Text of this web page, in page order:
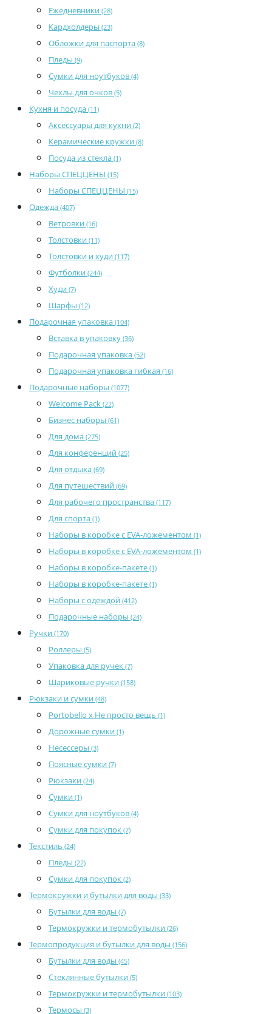
Ежедневники (28)
Кардхолдеры (23)
Обложки для паспорта (8)
Пледы (9)
Сумки для ноутбуков (4)
Чехлы для очков (5)
Кухня и посуда (11)
Аксессуары для кухни (2)
Керамические кружки (8)
Посуда из стекла (1)
Наборы СПЕЦЦЕНЫ (15)
Наборы СПЕЦЦЕНЫ (15)
Одежда (407)
Ветровки (16)
Толстовки (11)
Толстовки и худи (117)
Футболки (244)
Худи (7)
Шарфы (12)
Подарочная упаковка (104)
Вставка в упаковку (36)
Подарочная упаковка (52)
Подарочная упаковка гибкая (16)
Подарочные наборы (1077)
Welcome Pack (22)
Бизнес наборы (61)
Для дома (275)
Для конференций (25)
Для отдыха (69)
Для путешествий (69)
Для рабочего пространства (117)
Для спорта (1)
Наборы в коробке с EVA-ложементом (1)
Наборы в коробке с EVA-ложементом (1)
Наборы в коробке-пакете (1)
Наборы в коробке-пакете (1)
Наборы с одеждой (412)
Подарочные наборы (24)
Ручки (170)
Роллеры (5)
Упаковка для ручек (7)
Шариковые ручки (158)
Рюкзаки и сумки (48)
Portobello x Не просто вещь (1)
Дорожные сумки (1)
Несессеры (3)
Поясные сумки (7)
Рюкзаки (24)
Сумки (1)
Сумки для ноутбуков (4)
Сумки для покупок (7)
Текстиль (24)
Пледы (22)
Сумки для покупок (2)
Термокружки и бутылки для воды (33)
Бутылки для воды (7)
Термокружки и термобутылки (26)
Термопродукция и бутылки для воды (156)
Бутылки для воды (45)
Стеклянные бутылки (5)
Термокружки и термобутылки (103)
Термосы (3)